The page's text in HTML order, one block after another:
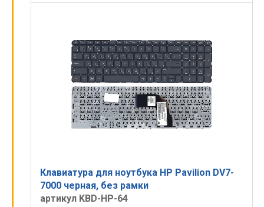
Клавиатура для ноутбука HP Pavilion DV7-
7000 черная, без рамки
артикул KBD-HP-64